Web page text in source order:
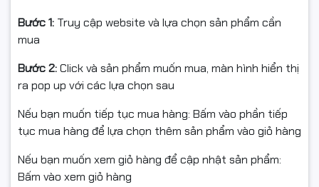
dụng tăng cao.
Ổ cứng
động nhanh, mở ứng dụng gần như tức thì và rút ngắn
đáng kể thời gian truy xuất dữ liệu. Dung lượng 512GB
liệu công việc.
Bước 1: Truy cập website và lựa chọn sản phẩm cần
mua
Bước 2:Click và sản phẩm muốn mua, màn hình hiển thị
ra pop up với các lựa chọn sau
Nếu bạn muốn tiếp tục mua hàng: Bấm vào phần tiếp
tục mua hàng để lựa chọn thêm sản phẩm vào giỏ hàng
Nếu bạn muốn xem giỏ hàng để cập nhật sản phẩm:
Bấm vào xem giỏ hàng